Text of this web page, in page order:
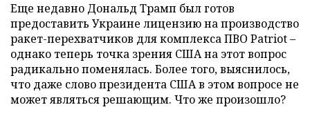
Еще недавно Дональд Трамп был готов
предоставить Украине лицензию на производство
ракет-перехватчиков для комплекса ПВО Patriot –
однако теперь точка зрения США на этот вопрос
радикально поменялась. Более того, выяснилось,
что даже слово президента США в этом вопросе не
может являться решающим. Что же произошло?